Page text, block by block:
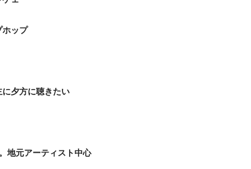
ホップ
夕方に聴きたい
地元アーティスト中心